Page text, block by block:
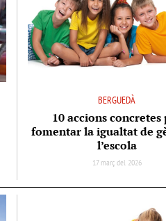
BERGUEDÀ
10 accions concretes
fomentar la igualtat de
l’escola
17 març del 2026